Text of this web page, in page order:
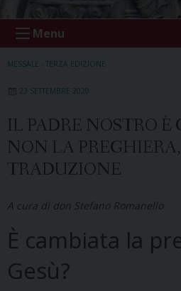
Menu
MESSALE - TERZA EDIZIONE
23 SETTEMBRE 2020
IL PADRE NOSTRO È
NON LA
TRADUZIONE
A cura di don Stefano Romanello
È cambiata la
Gesù?